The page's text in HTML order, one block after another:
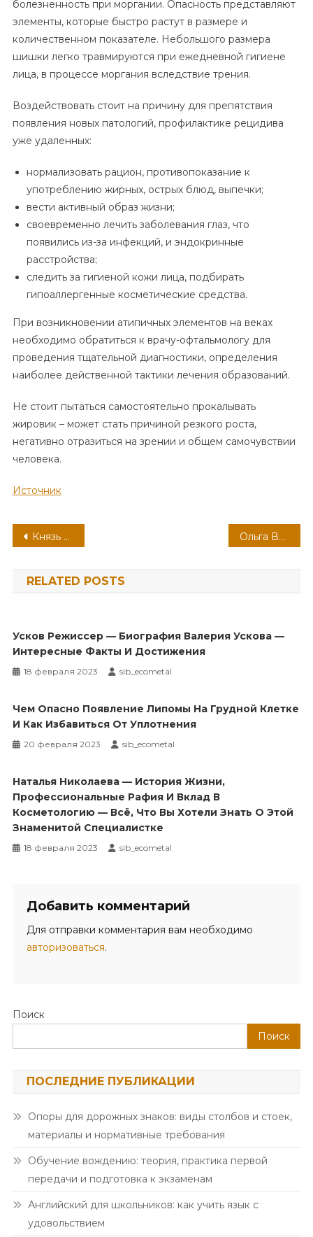
болезненность при моргании. Опасность представляют
элементы, которые быстро растут в размере и
количественном показателе. Небольшого размера
шишки легко травмируются при ежедневной гигиене
лица, в процессе моргания вследствие трения.
Воздействовать стоит на причину для препятствия
появления новых патологий, профилактике рецидива
уже удаленных:
нормализовать рацион, противопоказание к
употреблению жирных, острых блюд, выпечки;
вести активный образ жизни;
своевременно лечить заболевания глаз, что
появились из-за инфекций, и эндокринные
расстройства;
следить за гигиеной кожи лица, подбирать
гипоаллергенные косметические средства.
При возникновении атипичных элементов на веках
необходимо обратиться к врачу-офтальмологу для
проведения тщательной диагностики, определения
наиболее действенной тактики лечения образований.
Не стоит пытаться самостоятельно прокалывать
жировик – может стать причиной резкого роста,
негативно отразиться на зрении и общем самочувствии
человека.
Источник
Навигация
по
записям
Князь Владимир Красное Солнышко — увлекательная и краткая биография для 4 класса Ольга Верещагина биография — интересные факты, достижения и карьера известного публициста и телеведущей, ее вклад в сферу журналистики и медиа
RELATED POSTS
Усков Режиссер — Биография Валерия Ускова —
Интересные Факты И Достижения
18 февраля 2023 sib_ecometal
Чем Опасно Появление Липомы На Грудной Клетке
И Как Избавиться От Уплотнения
20 февраля 2023 sib_ecometal
Наталья Николаева — История Жизни,
Профессиональные Рафия И Вклад В
Косметологию — Всё, Что Вы Хотели Знать О Этой
Знаменитой Специалистке
18 февраля 2023 sib_ecometal
Добавить комментарий
Для отправки комментария вам необходимо
авторизоваться.
Поиск
Поиск
ПОСЛЕДНИЕ ПУБЛИКАЦИИ
Опоры для дорожных знаков: виды столбов и стоек,
материалы и нормативные требования
Обучение вождению: теория, практика первой
передачи и подготовка к экзаменам
Английский для школьников: как учить язык с
удовольствием